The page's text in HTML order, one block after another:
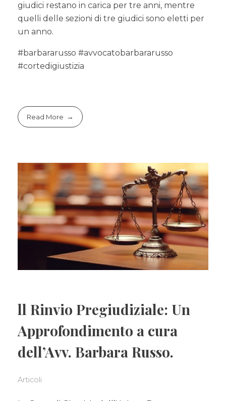
giudici restano in carica per tre anni, mentre
quelli delle sezioni di tre giudici sono eletti per
un anno.
#barbararusso #avvocatobarbararusso
#cortedigiustizia
Read More
ll Rinvio Pregiudiziale: Un
Approfondimento a cura
dell’Avv. Barbara Russo.
Articoli